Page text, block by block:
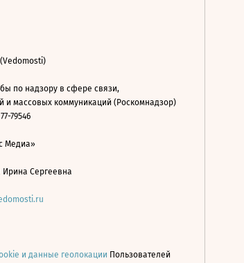
по надзору в сфере связи,
и массовых коммуникаций (Роскомнадзор)
79546
Медиа»
Ирина Сергеевна
и данные геолокации Пользователей